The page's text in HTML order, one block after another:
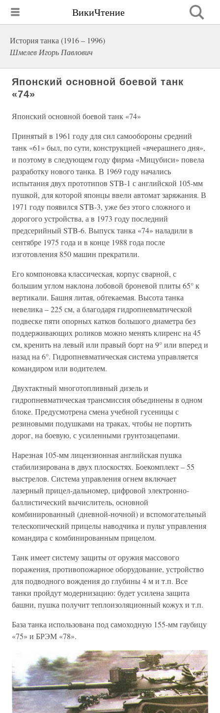
ВикиЧтение
История танка (1916 – 1996)
Шмелев Игорь Павлович
Японский основной боевой танк
«74»
Японский основной боевой танк «74»
Принятый в 1961 году для сил самообороны средний
танк «61» был, по сути, конструкцией «вчерашнего дня»,
и поэтому в следующем году фирма «Мицубиси» повела
разработку нового танка. В 1969 году начались
испытания двух прототипов STB-1 с английской 105-мм
пушкой, для которой японцы ввели автомат заряжания. В
1971 году появился STB-3, уже без этого сложного и
дорогого устройства, а в 1973 году последний
предсерийный STB-6. Выпуск танка «74» наладили в
сентябре 1975 года и в конце 1988 года после
изготовления 850 машин прекратили.
Его компоновка классическая, корпус сварной, с
большим углом наклона лобовой броневой плиты 65° к
вертикали. Башня литая, обтекаемая. Высота танка
невелика – 225 см, а благодаря гидропневматической
подвеске пяти опорных катков большого диаметра без
поддерживающих роликов можно менять клиренс на 45
см, кренить на левый или правый борт на 9° или вперед и
назад на 6°. Гидропневматическая система управляется
командиром или водителем.
Двухтактный многотопливный дизель и
гидропневматическая трансмиссия объединены в одном
блоке. Предусмотрена смена учебной гусеницы с
резиновыми подушками на траках, чтобы не портить
дорог, на боевую, с усиленными грунтозацепами.
Нарезная 105-мм лицензионная английская пушка
стабилизирована в двух плоскостях. Боекомплект – 55
выстрелов. Система управления огнем включает
лазерный прицел-дальномер, цифровой электронно-
баллистический вычислитель, основной
комбинированный (дневной-ночной) и вспомогательный
телескопический прицелы наводчика и пульт управления
командира с комбинированным прицелом.
Танк имеет систему защиты от оружия массового
поражения, противопожарное оборудование, устройство
для подводного вождения до глубины 4 м и т.п. Все
танки пройдут модернизацию: будет усилена защита
башни, пушка получит теплоизоляционный кожух и т.п.
База танка использована под самоходную 155-мм гаубицу
«75» и БРЭМ «78».